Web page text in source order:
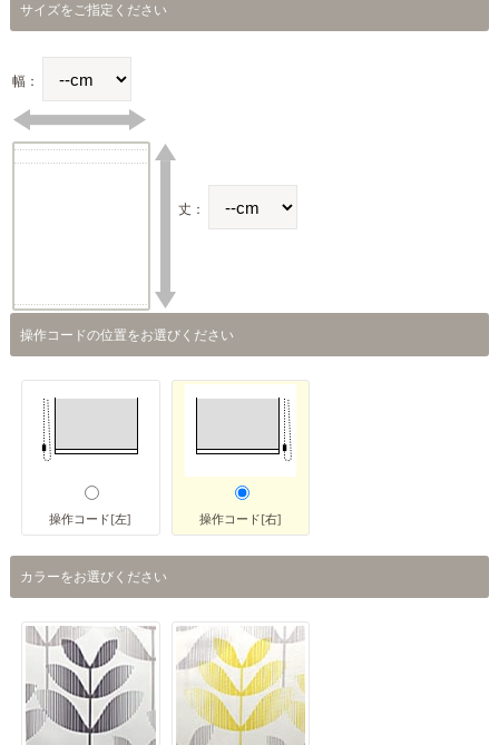
サイズをご指定ください
幅：
丈：
操作コードの位置をお選びください
操作コード[左] 操作コード[右]
カラーをお選びください